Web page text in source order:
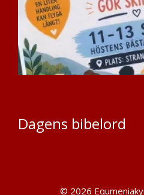
Dagens bibelord
© 2026